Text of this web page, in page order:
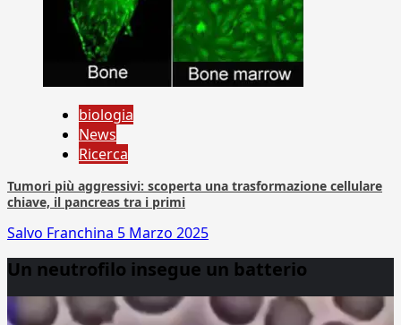
biologia
News
Ricerca
Tumori più aggressivi: scoperta una trasformazione cellulare
chiave, il pancreas tra i primi
Salvo Franchina 5 Marzo 2025
Un neutrofilo insegue un batterio
Player